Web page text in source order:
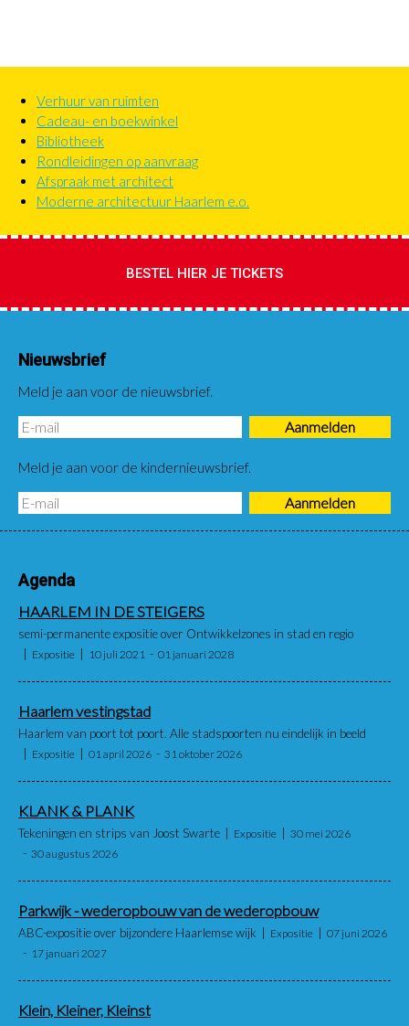
Submenu
in
header
Verhuur van ruimten
Cadeau- en boekwinkel
Bibliotheek
Rondleidingen op aanvraag
Afspraak met architect
Moderne architectuur Haarlem e.o.
BESTEL HIER JE TICKETS
Nieuwsbrief
Meld je aan voor de nieuwsbrief.
Meld je aan voor de kindernieuwsbrief.
Agenda
HAARLEM IN DE STEIGERS
semi-permanente expositie over Ontwikkelzones in stad en regio
Expositie 10 juli 2021 01 januari 2028
Haarlem vestingstad
Haarlem van poort tot poort. Alle stadspoorten nu eindelijk in beeld
Expositie 01 april 2026 31 oktober 2026
KLANK & PLANK
Tekeningen en strips van Joost Swarte Expositie
30 mei 2026
30 augustus 2026
Parkwijk - wederopbouw van de wederopbouw
ABC-expositie over bijzondere Haarlemse wijk Expositie
07 juni 2026
17 januari 2027
Klein, Kleiner, Kleinst